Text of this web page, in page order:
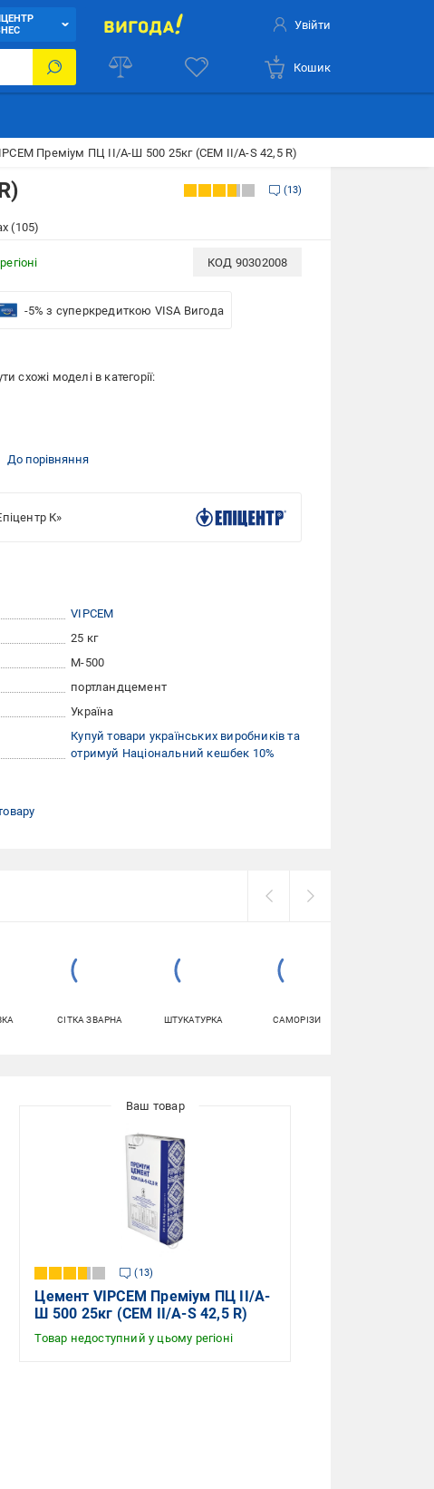
Увійти
Кошик
Преміум ПЦ II/А-Ш 500 25кг (CEM ІІ/А-S 42,5 R)
13
(105)
КОД 90302008
-5% з суперкредиткою VISA Вигода
схожі моделі в категорії:
До порівняння
К»
VIPCEM
25 кг
М-500
портландцемент
Україна
Купуй товари українських виробників та
отримуй Національний кешбек 10%
СІТКА ЗВАРНА ШТУКАТУРКА САМОРІЗИ
13
Цемент VIPCEM Преміум ПЦ II/А-
Ш 500 25кг (CEM ІІ/А-S 42,5 R)
Товар недоступний у цьому регіоні